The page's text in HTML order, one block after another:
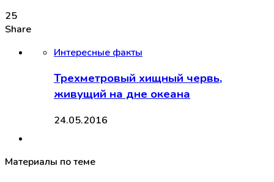
25
Share
Интересные факты
Трехметровый хищный червь,
живущий на дне океана
24.05.2016
Материалы по теме